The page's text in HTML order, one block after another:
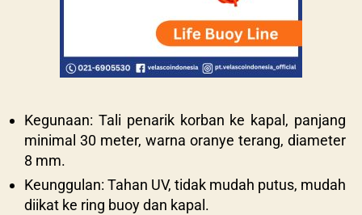
Kegunaan: Tali penarik korban ke kapal, panjang
minimal 30 meter, warna oranye terang, diameter
8 mm.
Keunggulan: Tahan UV, tidak mudah putus, mudah
diikat ke ring buoy dan kapal.